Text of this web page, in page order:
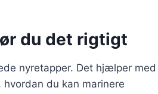
du det rigtigt
nyretapper. Det hjælper med
du kan marinere